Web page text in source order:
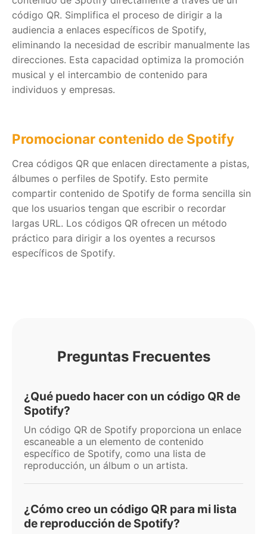
código QR. Simplifica el proceso de dirigir a la
audiencia a enlaces específicos de Spotify,
eliminando la necesidad de escribir manualmente las
direcciones. Esta capacidad optimiza la promoción
musical y el intercambio de contenido para
individuos y empresas.
Promocionar contenido de Spotify
Crea códigos QR que enlacen directamente a pistas,
álbumes o perfiles de Spotify. Esto permite
compartir contenido de Spotify de forma sencilla sin
que los usuarios tengan que escribir o recordar
largas URL. Los códigos QR ofrecen un método
práctico para dirigir a los oyentes a recursos
específicos de Spotify.
Preguntas Frecuentes
¿Qué puedo hacer con un código QR de
Spotify?
Un código QR de Spotify proporciona un enlace
escaneable a un elemento de contenido
específico de Spotify, como una lista de
reproducción, un álbum o un artista.
¿Cómo creo un código QR para mi lista
de reproducción de Spotify?